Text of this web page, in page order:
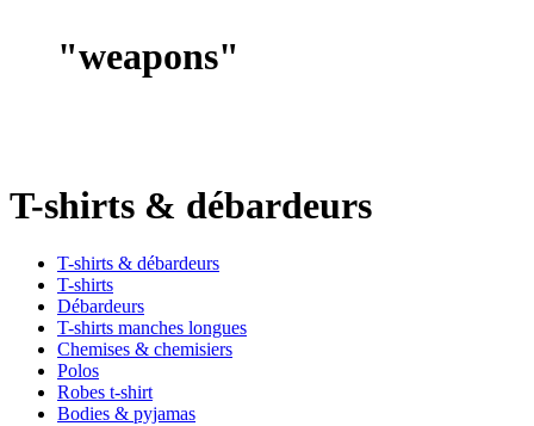
"weapons"
T-shirts & débardeurs
T-shirts & débardeurs
T-shirts
Débardeurs
T-shirts manches longues
Chemises & chemisiers
Polos
Robes t-shirt
Bodies & pyjamas